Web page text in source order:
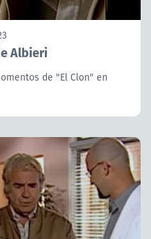
Albieri
de "El Clon" en